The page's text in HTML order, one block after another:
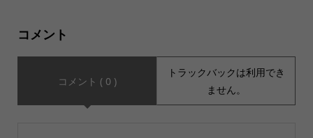
コメント
コメント ( 0 )
トラックバックは利用でき
ません。